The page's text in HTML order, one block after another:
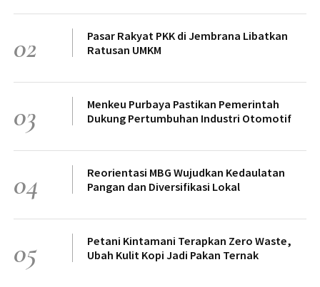
02
Pasar Rakyat PKK di Jembrana Libatkan
Ratusan UMKM
03
Menkeu Purbaya Pastikan Pemerintah
Dukung Pertumbuhan Industri Otomotif
04
Reorientasi MBG Wujudkan Kedaulatan
Pangan dan Diversifikasi Lokal
05
Petani Kintamani Terapkan Zero Waste,
Ubah Kulit Kopi Jadi Pakan Ternak